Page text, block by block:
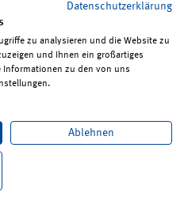
drucken
ReadSpeaker
Bildrechte
Datenschutzerklärung
zu analysieren und die Website zu
und Ihnen ein großartiges
Informationen zu den von uns
Ablehnen